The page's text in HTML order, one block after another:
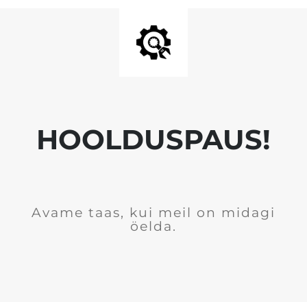
HOOLDUSPAUS!
Avame taas, kui meil on midagi
öelda.